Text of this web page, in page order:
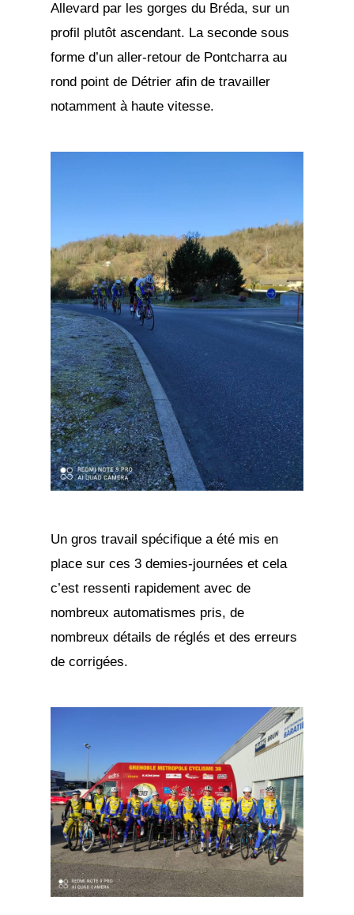
Allevard par les gorges du Bréda, sur un
profil plutôt ascendant. La seconde sous
forme d’un aller-retour de Pontcharra au
rond point de Détrier afin de travailler
notamment à haute vitesse.
Un gros travail spécifique a été mis en
place sur ces 3 demies-journées et cela
c’est ressenti rapidement avec de
nombreux automatismes pris, de
nombreux détails de réglés et des erreurs
de corrigées.